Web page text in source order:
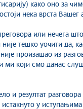
како оно за
нека врста
или нечега
тешко уочити да,
произашао из
ми који смо данас
и резултат
у иступањима